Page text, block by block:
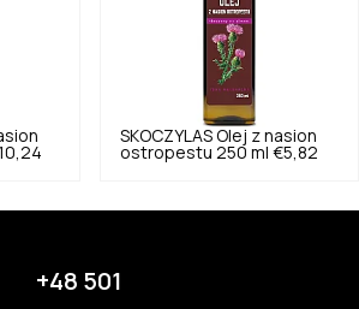
SKOCZYLAS Olej z nasion
ostropestu 250 ml €5,82
+48 501